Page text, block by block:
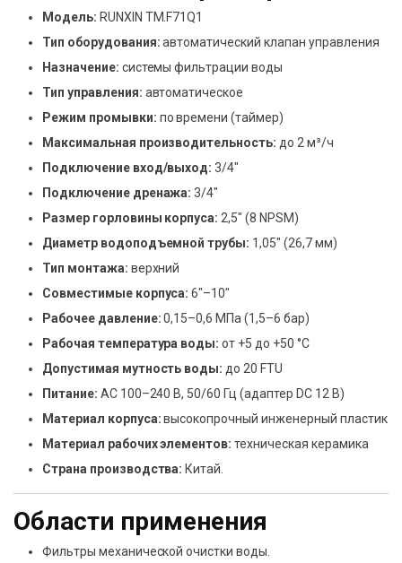
Модель: RUNXIN TM.F71Q1
Тип оборудования:автоматический клапан управления
Назначение: системы фильтрации воды
Тип управления: автоматическое
Режим промывки: по времени (таймер)
Максимальная производительность: до 2 м³/ч
Подключение вход/выход: 3/4″
Подключение дренажа: 3/4″
Размер горловины корпуса: 2,5″ (8 NPSM)
Диаметр водоподъемной трубы: 1,05″ (26,7 мм)
Тип монтажа: верхний
Совместимые корпуса: 6″–10″
Рабочее давление:0,15–0,6 МПа (1,5–6 бар)
Рабочая температура воды: от +5 до +50 °C
Допустимая мутность воды: до 20 FTU
Питание: AC 100–240 В, 50/60 Гц (адаптер DC 12 В)
Материал корпуса:высокопрочный инженерный пластик
Материал рабочих элементов: техническая керамика
Страна производства: Китай.
Области применения
Фильтры механической очистки воды.